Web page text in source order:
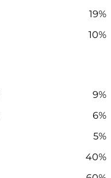
19%
10%
9%
6%
5%
40%